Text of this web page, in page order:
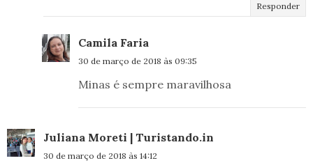
Responder
Camila Faria
30 de março de 2018 às 09:35
Minas é sempre maravilhosa
Juliana Moreti | Turistando.in
30 de março de 2018 às 14:12